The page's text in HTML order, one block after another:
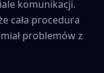
komunikacji.
cała procedura
problemów z